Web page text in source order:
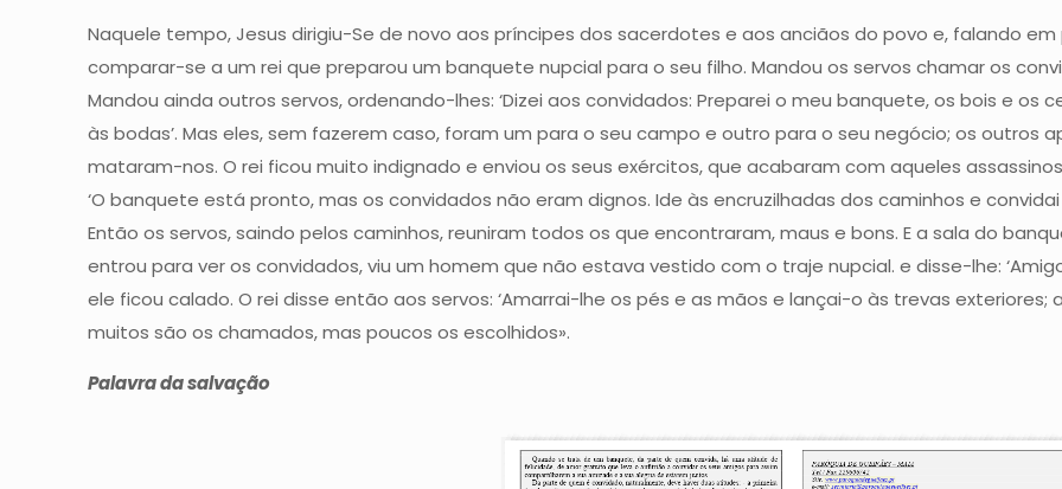
Naquele tempo, Jesus dirigiu-Se de novo aos príncipes dos sacerdotes e aos anciãos do povo e, falando
comparar-se a um rei que preparou um banquete nupcial para o seu filho. Mandou os servos chamar os
Mandou ainda outros servos, ordenando-lhes: ‘Dizei aos convidados: Preparei o meu banquete, os bois e
às bodas’. Mas eles, sem fazerem caso, foram um para o seu campo e outro para o seu negócio; os
mataram-nos. O rei ficou muito indignado e enviou os seus exércitos, que acabaram com aqueles
‘O banquete está pronto, mas os convidados não eram dignos. Ide às encruzilhadas dos caminhos e
Então os servos, saindo pelos caminhos, reuniram todos os que encontraram, maus e bons. E a sala do
entrou para ver os convidados, viu um homem que não estava vestido com o traje nupcial. e disse-lhe:
ele ficou calado. O rei disse então aos servos: ‘Amarrai-lhe os pés e as mãos e lançai-o às trevas exteriores;
muitos são os chamados, mas poucos os escolhidos».
Palavra da salvação